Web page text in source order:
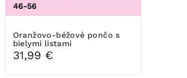
46-56
Oranžovo-béžové pončo s
bielymi listami
31,99 €